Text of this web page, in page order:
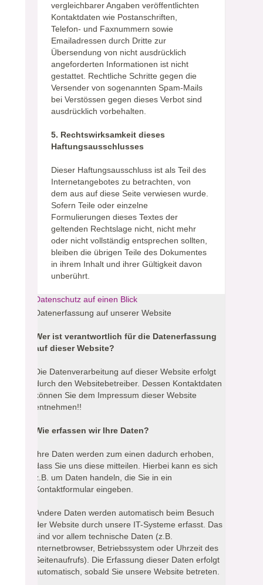
vergleichbarer Angaben veröffentlichten
Kontaktdaten wie Postanschriften,
Telefon- und Faxnummern sowie
Emailadressen durch Dritte zur
Übersendung von nicht ausdrücklich
angeforderten Informationen ist nicht
gestattet. Rechtliche Schritte gegen die
Versender von sogenannten Spam-Mails
bei Verstössen gegen dieses Verbot sind
ausdrücklich vorbehalten.
5. Rechtswirksamkeit dieses
Haftungsausschlusses
Dieser Haftungsausschluss ist als Teil des
Internetangebotes zu betrachten, von
dem aus auf diese Seite verwiesen wurde.
Sofern Teile oder einzelne
Formulierungen dieses Textes der
geltenden Rechtslage nicht, nicht mehr
oder nicht vollständig entsprechen sollten,
bleiben die übrigen Teile des Dokumentes
in ihrem Inhalt und ihrer Gültigkeit davon
unberührt.
Datenschutz auf einen Blick
Datenerfassung auf unserer Website
Wer ist verantwortlich für die Datenerfassung
auf dieser Website?
Die Datenverarbeitung auf dieser Website erfolgt
durch den Websitebetreiber. Dessen Kontaktdaten
können Sie dem Impressum dieser Website
entnehmen!!
Wie erfassen wir Ihre Daten?
Ihre Daten werden zum einen dadurch erhoben,
dass Sie uns diese mitteilen. Hierbei kann es sich
z.B. um Daten handeln, die Sie in ein
Kontaktformular eingeben.
Andere Daten werden automatisch beim Besuch
der Website durch unsere IT-Systeme erfasst. Das
sind vor allem technische Daten (z.B.
Internetbrowser, Betriebssystem oder Uhrzeit des
Seitenaufrufs). Die Erfassung dieser Daten erfolgt
automatisch, sobald Sie unsere Website betreten.